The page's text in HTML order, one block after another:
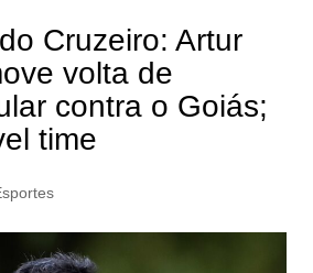
Cruzeiro: Artur
volta de
contra o Goiás;
time